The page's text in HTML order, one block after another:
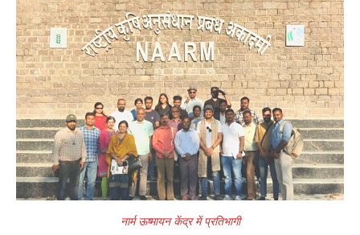
नार्म ऊष्मायन केंद्र में प्रतिभागी